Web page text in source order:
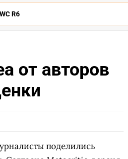
R6
от авторов
поделились